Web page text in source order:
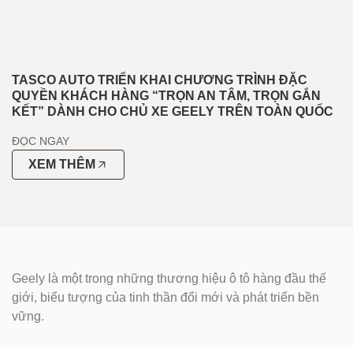
TASCO AUTO TRIỂN KHAI CHƯƠNG TRÌNH ĐẶC
QUYỀN KHÁCH HÀNG “TRỌN AN TÂM, TRỌN GẮN
KẾT” DÀNH CHO CHỦ XE GEELY TRÊN TOÀN QUỐC
ĐỌC NGAY
XEM THÊM
Geely là một trong những thương hiệu ô tô hàng đầu thế
giới, biểu tượng của tinh thần đổi mới và phát triển bền
vững.